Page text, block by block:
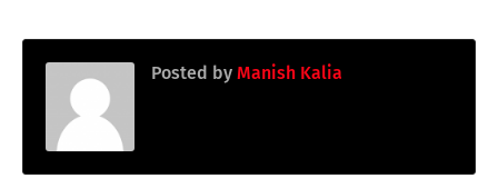
Posted by Manish Kalia